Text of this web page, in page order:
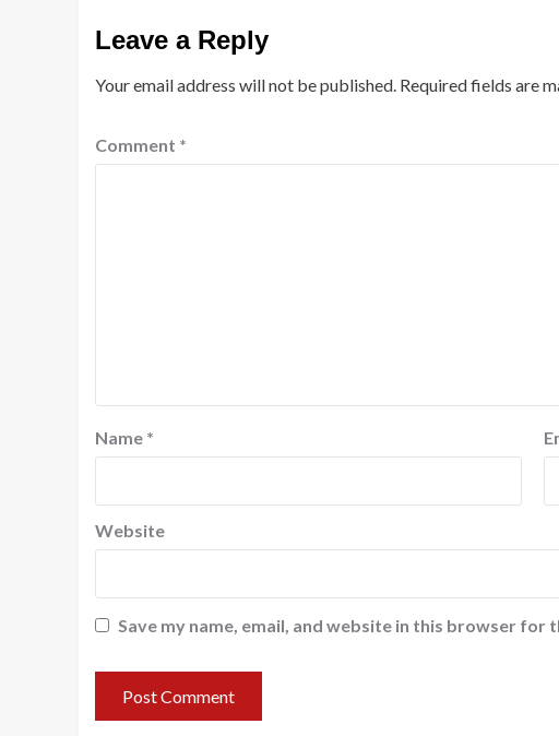
Leave a Reply
Your email address will not be published. Required fields are
Comment *
Name *
Website
Save my name, email, and website in this browser for